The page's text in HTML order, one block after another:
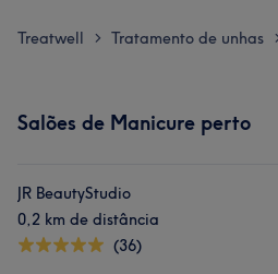
Treatwell > Tratamento de unhas
Salões de Manicure perto
JR BeautyStudio
0,2 km de distância
(36)